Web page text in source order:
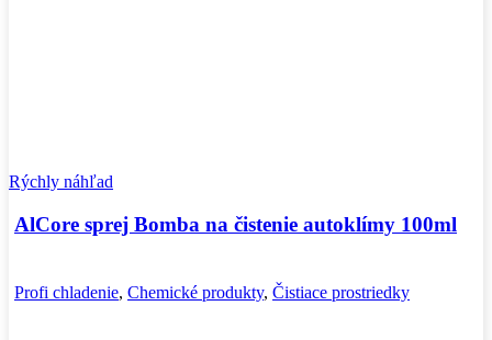
Rýchly náhľad
AlCore sprej Bomba na čistenie autoklímy 100ml
Profi chladenie, Chemické produkty, Čistiace prostriedky